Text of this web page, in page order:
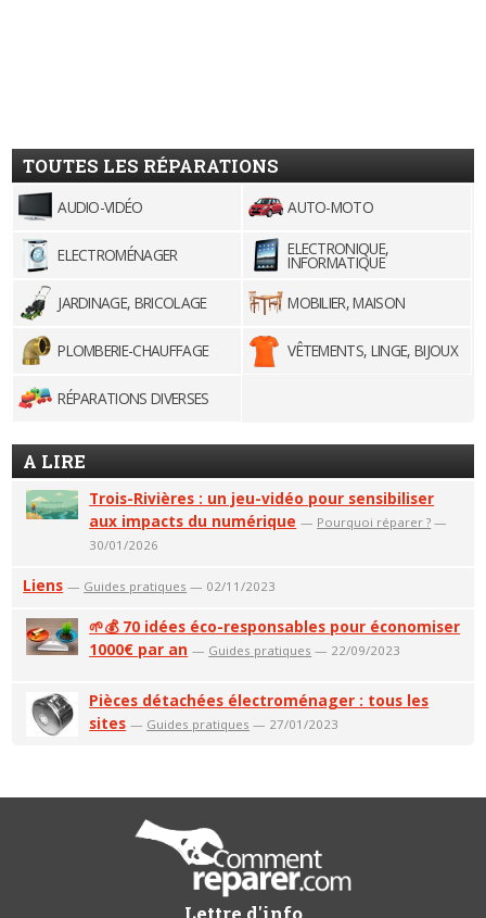
TOUTES LES RÉPARATIONS
AUDIO-VIDÉO AUTO-MOTO
ELECTROMÉNAGER ELECTRONIQUE,
INFORMATIQUE
JARDINAGE, BRICOLAGE
MOBILIER, MAISON
PLOMBERIE-CHAUFFAGE VÊTEMENTS, LINGE, BIJOUX
RÉPARATIONS DIVERSES
A LIRE
Trois-Rivières : un jeu-vidéo pour sensibiliser
aux impacts du numérique — Pourquoi réparer ? —
30/01/2026
Liens — Guides pratiques — 02/11/2023
🌱💰 70 idées éco-responsables pour économiser
1000€ par an — Guides pratiques — 22/09/2023
Pièces détachées électroménager : tous les
sites — Guides pratiques — 27/01/2023